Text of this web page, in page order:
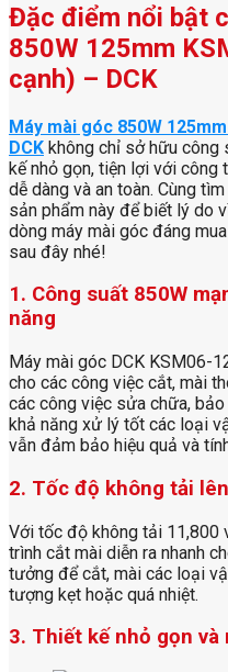
Đặc điểm nổi bật
850W 125mm
cạnh) – DCK
Máy mài góc 850W
DCK không chỉ sở hữu công
kế nhỏ gọn, tiện lợi với công
dễ dàng và an toàn. Cùng
sản phẩm này để biết lý do
dòng máy mài góc đáng
sau đây nhé!
1. Công suất 850W
năng
Máy mài góc DCK KSM06-
cho các công việc cắt, mài
các công việc sửa chữa,
khả năng xử lý tốt các loại
vẫn đảm bảo hiệu quả và
2. Tốc độ không tải
Với tốc độ không tải 11,800
trình cắt mài diễn ra nhanh
tưởng để cắt, mài các loại
tượng kẹt hoặc quá nhiệt.
3. Thiết kế nhỏ gọn và